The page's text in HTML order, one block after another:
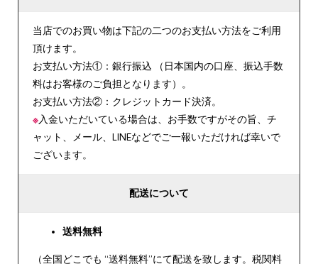
当店でのお買い物は下記の二つのお支払い方法をご利用
頂けます。
お支払い方法①：銀行振込 （日本国内の口座、振込手数
料はお客様のご負担となります）。
お支払い方法②：クレジットカード決済。
※入金いただいている場合は、お手数ですがその旨、チ
ャット、メール、LINEなどでご一報いただければ幸いで
ございます。
配送について
送料無料
（全国どこでも “送料無料”にて配送を致します。税関料